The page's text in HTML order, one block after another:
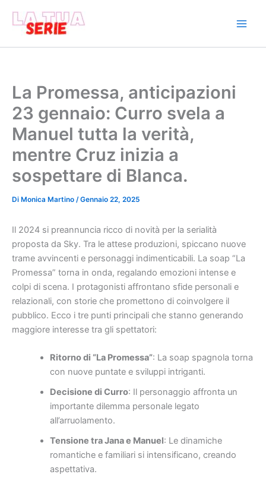
contenuto
La Promessa, anticipazioni
23 gennaio: Curro svela a
Manuel tutta la verità,
mentre Cruz inizia a
sospettare di Blanca.
Di Monica Martino /Gennaio 22, 2025
Il 2024 si preannuncia ricco di novità per la serialità
proposta da Sky. Tra le attese produzioni, spiccano nuove
trame avvincenti e personaggi indimenticabili. La soap “La
Promessa” torna in onda, regalando emozioni intense e
colpi di scena. I protagonisti affrontano sfide personali e
relazionali, con storie che promettono di coinvolgere il
pubblico. Ecco i tre punti principali che stanno generando
maggiore interesse tra gli spettatori:
Ritorno di “La Promessa”: La soap spagnola torna
con nuove puntate e sviluppi intriganti.
Decisione di Curro: Il personaggio affronta un
importante dilemma personale legato
all’arruolamento.
Tensione tra Jana e Manuel: Le dinamiche
romantiche e familiari si intensificano, creando
aspettativa.